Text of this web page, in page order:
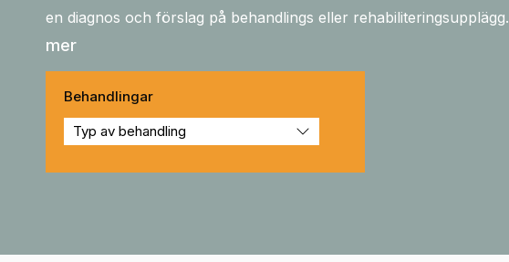
en diagnos och förslag på behandlings eller rehabiliteringsupplägg.
mer
Behandlingar